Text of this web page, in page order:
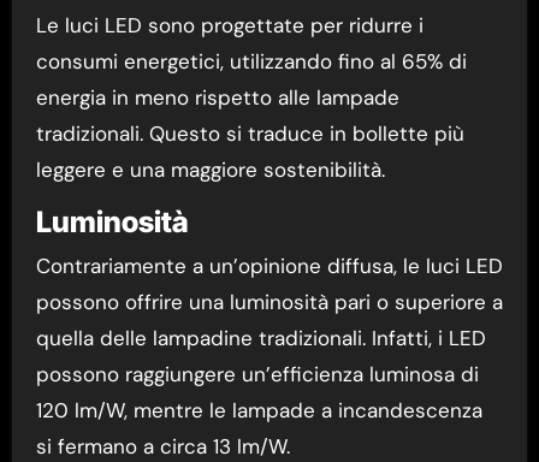
Le luci LED sono progettate per ridurre i
consumi energetici, utilizzando fino al 65% di
energia in meno rispetto alle lampade
tradizionali. Questo si traduce in bollette più
leggere e una maggiore sostenibilità.
Luminosità
Contrariamente a un’opinione diffusa, le luci LED
possono offrire una luminosità pari o superiore a
quella delle lampadine tradizionali. Infatti, i LED
possono raggiungere un’efficienza luminosa di
120 lm/W, mentre le lampade a incandescenza
si fermano a circa 13 lm/W.